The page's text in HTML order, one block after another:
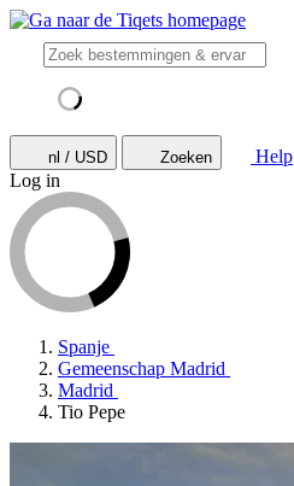
nl / USD Zoeken
Help
Log in
Spanje
Gemeenschap Madrid
Madrid
Tio Pepe